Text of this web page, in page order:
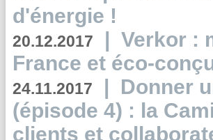
d'énergie !
20.12.2017 | Verkor :
France et éco-
24.11.2017 | Donner
(épisode 4) : la
clients et